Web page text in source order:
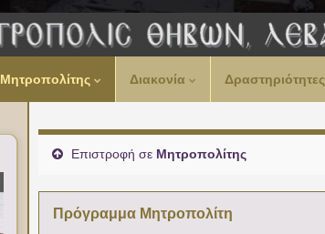
Μητροπολίτης Διακονία Δραστηριότητες
Επιστροφή σε Μητροπολίτης
Πρόγραμμα Μητροπολίτη